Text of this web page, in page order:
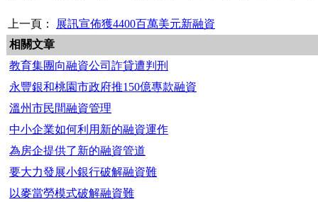
上一頁：
展訊宣佈獲4400百萬美元新融資
相關文章
教育集團向融資公司詐貸遭判刑
永豐銀和桃園市政府推150億專款融資
溫州市民間融資管理
中小企業如何利用新的融資運作
為房企提供了新的融資管道
要大力發展小銀行破解融資難
以麥當勞模式破解融資難